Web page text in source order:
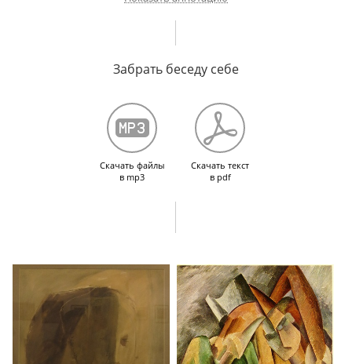
и рождение объединенного зрительного образа. Эксперименты
Платова в этой области.Примеры из области искусства: Пикассо,
перспективы в египетском, ассирийском искусстве, у Матисса
Забрать беседу себе
Скачать файлы
в mp3
Скачать текст
в pdf